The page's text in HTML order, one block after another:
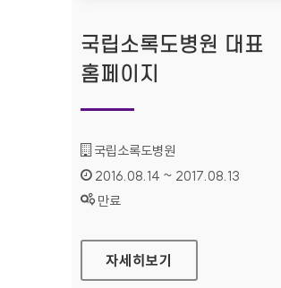
국립소록도병원 대표
홈페이지
기관명 :
국립소록도병원
인증기간 :
2016.08.14 ~ 2017.08.13
상태 :
만료
국립소록도병원 대표 홈페이지
자세히보기